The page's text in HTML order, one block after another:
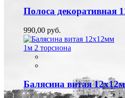
Полоса декоративная
990,00 руб.
Балясина витая